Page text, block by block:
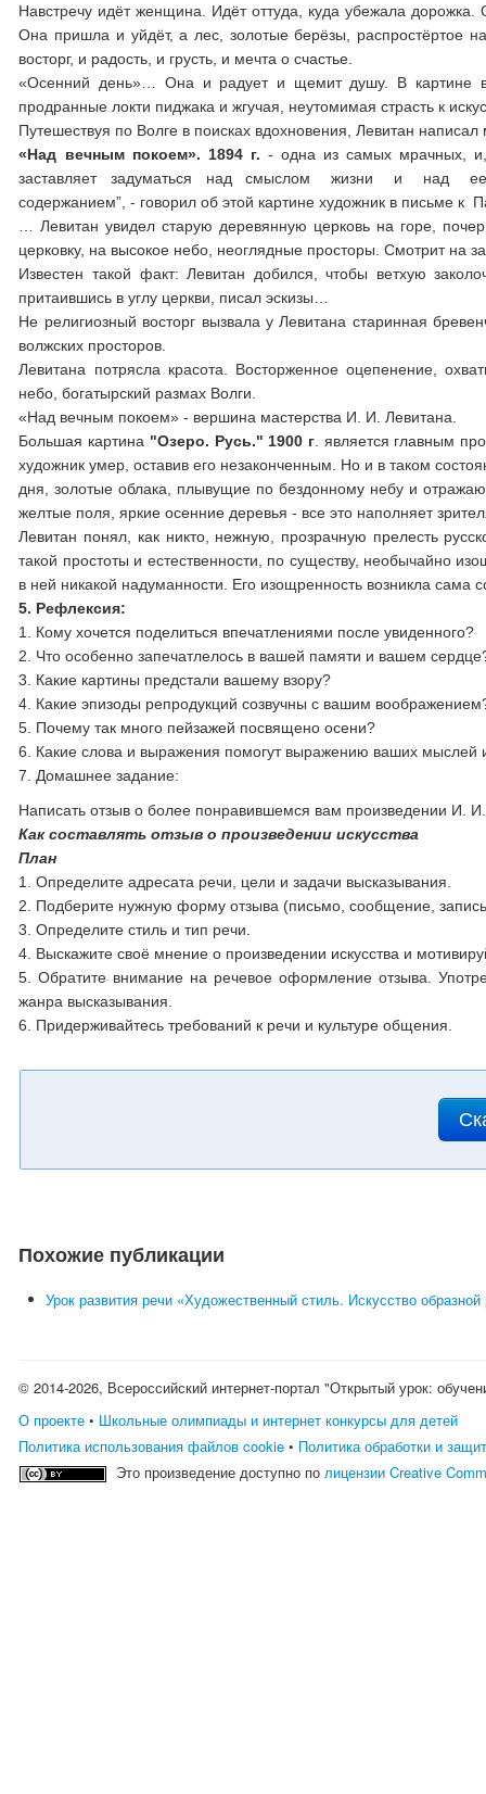
Навстречу идёт женщина. Идёт оттуда, куда убежала
Она пришла и уйдёт, а лес, золотые берёзы, распростёртое
восторг, и радость, и грусть, и мечта о счастье.
«Осенний день»… Она и радует и щемит душу. В картине
продранные локти пиджака и жгучая, неутомимая страсть к
Путешествуя по Волге в поисках вдохновения, Левитан написал
«Над вечным покоем». 1894 г. - одна из самых мрачных,
заставляет задуматься над смыслом жизни и над ее
содержанием”, - говорил об этой картине художник в письме к
… Левитан увидел старую деревянную церковь на горе,
церковку, на высокое небо, неоглядные просторы. Смотрит на
Известен такой факт: Левитан добился, чтобы ветхую
притаившись в углу церкви, писал эскизы…
Не религиозный восторг вызвала у Левитана старинная
волжских просторов.
Левитана потрясла красота. Восторженное оцепенение,
небо, богатырский размах Волги.
«Над вечным покоем» - вершина мастерства И. И. Левитана.
Большая картина "Озеро. Русь." 1900 г . является главным
художник умер, оставив его незаконченным. Но и в таком
дня, золотые облака, плывущие по бездонному небу и
желтые поля, яркие осенние деревья - все это наполняет
Левитан понял, как никто, нежную, прозрачную прелесть
такой простоты и естественности, по существу, необычайно
в ней никакой надуманности. Его изощренность возникла сама
5. Рефлексия:
1. Кому хочется поделиться впечатлениями после увиденного?
2. Что особенно запечатлелось в вашей памяти и вашем
3. Какие картины предстали вашему взору?
4. Какие эпизоды репродукций созвучны с вашим
5. Почему так много пейзажей посвящено осени?
6. Какие слова и выражения помогут выражению ваших мыслей
7. Домашнее задание:
Написать отзыв о более понравившемся вам произведении И.
Как составлять отзыв о произведении искусства
План
1.
Определите адресата речи, цели и задачи высказывания.
2. Подберите нужную форму отзыва (письмо, сообщение, запись
3. Определите стиль и тип речи.
4. Выскажите своё мнение о произведении искусства и
5. Обратите внимание на речевое оформление отзыва.
жанра высказывания.
6. Придерживайтесь требований к речи и культуре общения.
Похожие публикации
Урок развития речи «Художественный стиль. Искусство образной
© 2014-2026, Всероссийский интернет-портал "Открытый урок:
О проекте • Школьные олимпиады и интернет конкурсы для детей
Политика использования файлов cookie • Политика обработки и
Это произведение доступно полицензии Creative